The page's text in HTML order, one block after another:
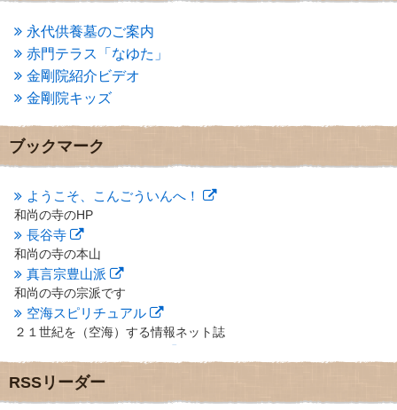
2013年5月(13)
2013年4月(1)
2013年3月 (4)
2013年2月(6)
2013年1月(6)
2012年12月(7)
2012年11月(7)
2012年10月
2012年8月
(9)
2012年7月(10)
2012年6月
2012年5月(16)
2012年4月 (16)
2012年3月(17)
2012年2月(20)
2012年1月(25)
2011年11月(28)
2011年10月(31)
2011年9月(24)
永代供養墓のご案内
赤門テラス「なゆた」
金剛院紹介ビデオ
金剛院キッズ
ブックマーク
ようこそ、こんごういんへ！
和尚の寺のHP
長谷寺
和尚の寺の本山
真言宗豊山派
和尚の寺の宗派です
空海スピリチュアル
２１世紀を（空海）する情報ネット誌
地域のライターさんです
小豆島 圓満寺
RSSリーダー